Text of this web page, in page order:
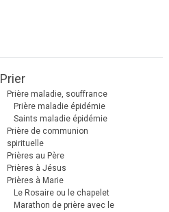
Prier
Prière maladie, souffrance
Prière maladie épidémie
Saints maladie épidémie
Prière de communion
spirituelle
Prières au Père
Prières à Jésus
Prières à Marie
Le Rosaire ou le chapelet
Marathon de prière avec le